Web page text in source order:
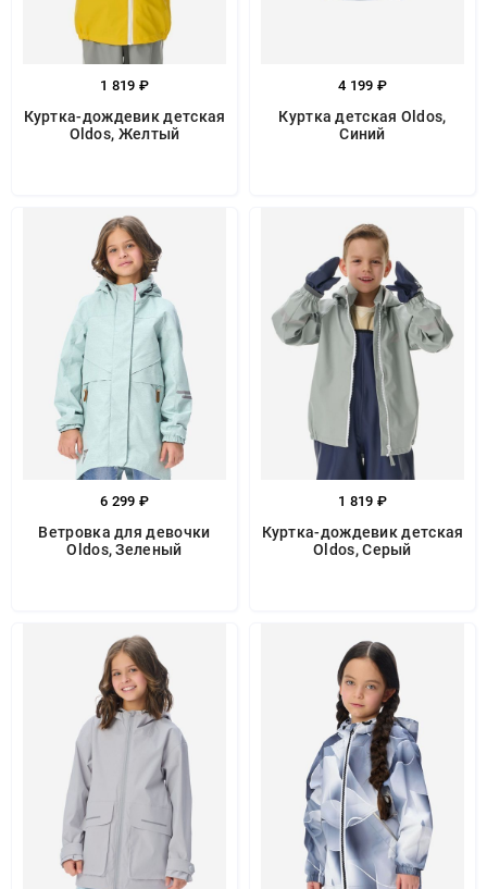
1 819 ₽
Куртка-дождевик детская
Oldos, Желтый
4 199 ₽
Куртка детская Oldos,
Синий
6 299 ₽
Ветровка для девочки
Oldos, Зеленый
1 819 ₽
Куртка-дождевик детская
Oldos, Серый